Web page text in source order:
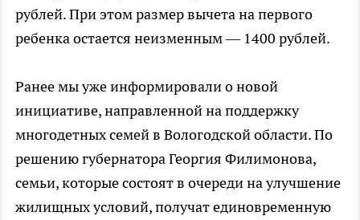
рублей. При этом размер вычета на первого
ребенка остается неизменным — 1400 рублей.
Ранее мы уже информировали о новой
инициативе, направленной на поддержку
многодетных семей в Вологодской области. По
решению губернатора Георгия Филимонова,
семьи, которые состоят в очереди на улучшение
жилищных условий, получат единовременную